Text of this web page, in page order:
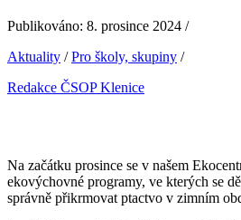
Publikováno: 8. prosince 2024 /
Aktuality /Pro školy, skupiny /
Redakce ČSOP Klenice
Na začátku prosince se v našem
ekovýchovné programy, ve kterých se
správně přikrmovat ptactvo v zimním